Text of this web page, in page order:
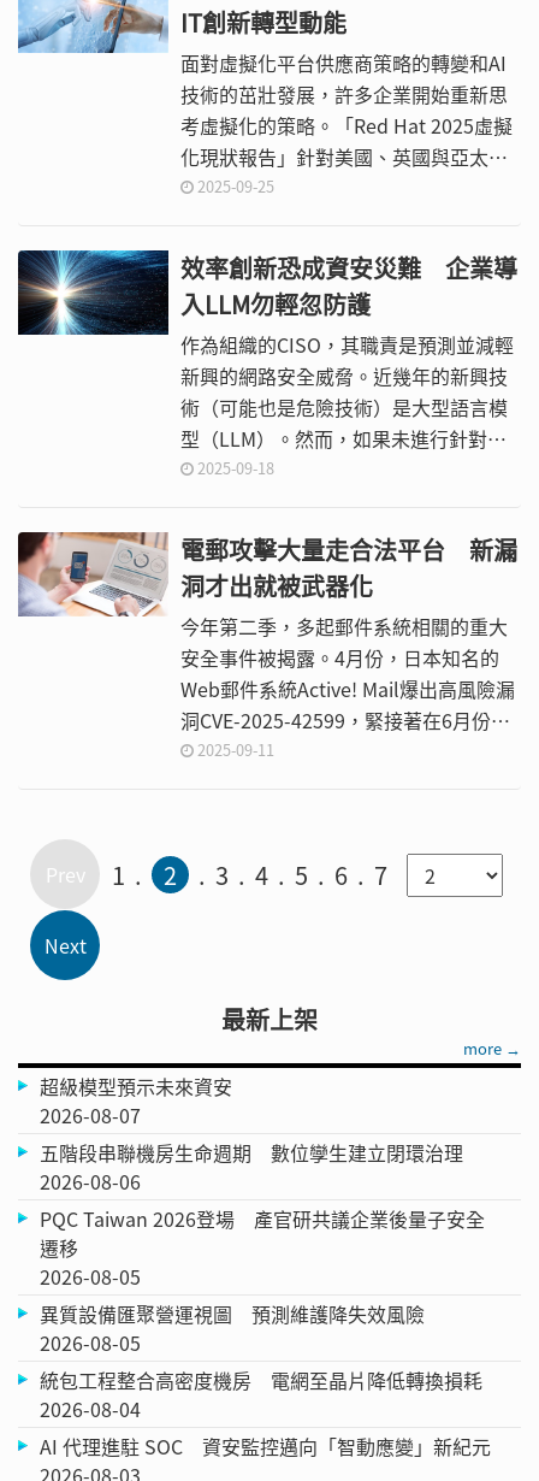
IT創新轉型動能
面對虛擬化平台供應商策略的轉變和AI
技術的茁壯發展，許多企業開始重新思
考虛擬化的策略。「Red Hat 2025虛擬
化現狀報告」針對美國、英國與亞太地
區的1,010名IT決策者和虛擬化從業人員
技術時常見的挑戰與關鍵考量。
2025-09-25
效率創新恐成資安災難 企業導
入LLM勿輕忽防護
作為組織的CISO，其職責是預測並減輕
新興的網路安全威脅。近幾年的新興技
術（可能也是危險技術）是大型語言模
型（LLM）。然而，如果未進行針對自
身環境做適當網路安全評估，LLM可能
2025-09-18
電郵攻擊大量走合法平台 新漏
洞才出就被武器化
今年第二季，多起郵件系統相關的重大
安全事件被揭露。4月份，日本知名的
Web郵件系統Active! Mail爆出高風險漏
洞CVE-2025-42599，緊接著在6月份，
郵件伺服器Roundcube也被揭露存在幾
洞，除此之外，還觀察到大量濫用合法
2025-09-11
1 2 3 4 5 6 7
最新上架
more →
超級模型預示未來資安
2026-08-07
五階段串聯機房生命週期 數位孿生建立閉環治理
2026-08-06
PQC Taiwan 2026登場 產官研共議企業後量子安全
遷移
2026-08-05
異質設備匯聚營運視圖 預測維護降失效風險
2026-08-05
統包工程整合高密度機房 電網至晶片降低轉換損耗
2026-08-04
AI 代理進駐 SOC 資安監控邁向「智動應變」新紀元
2026-08-03